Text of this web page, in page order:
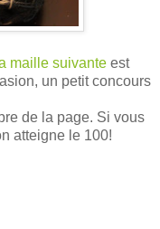
maille suivante est
un petit concours
de la page. Si vous
atteigne le 100!